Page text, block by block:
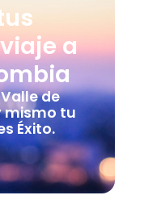
a
de
mismo tu
Éxito.